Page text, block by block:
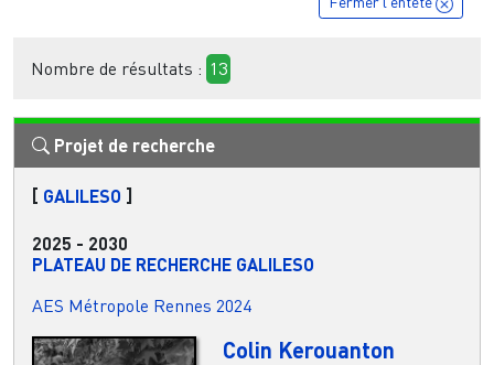
Nombre de résultats : 13
Projet de recherche
[ GALILESO ]
2025 - 2030
PLATEAU DE RECHERCHE GALILESO
AES Métropole Rennes 2024
Colin Kerouanton